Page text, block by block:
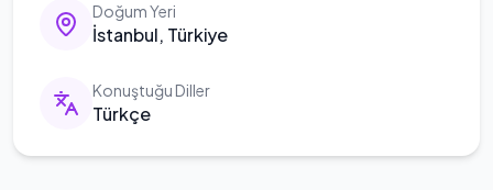
Doğum Yeri
İstanbul, Türkiye
Konuştuğu Diller
Türkçe